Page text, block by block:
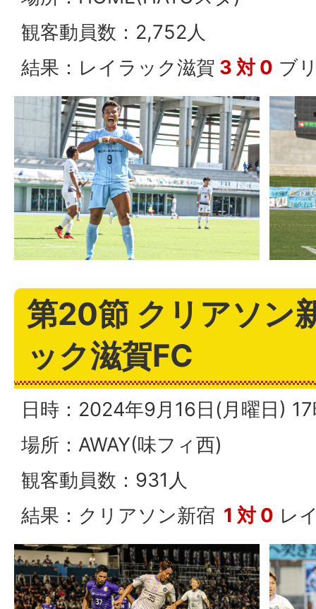
観客動員数：2,752人
結果：レイラック滋賀 3 対 0 ブ
第20節 クリアソン
ック滋賀FC
日時：2024年9月16日(月曜日)
場所：AWAY(味フィ西)
観客動員数：931人
結果：クリアソン新宿 1 対 0 レ